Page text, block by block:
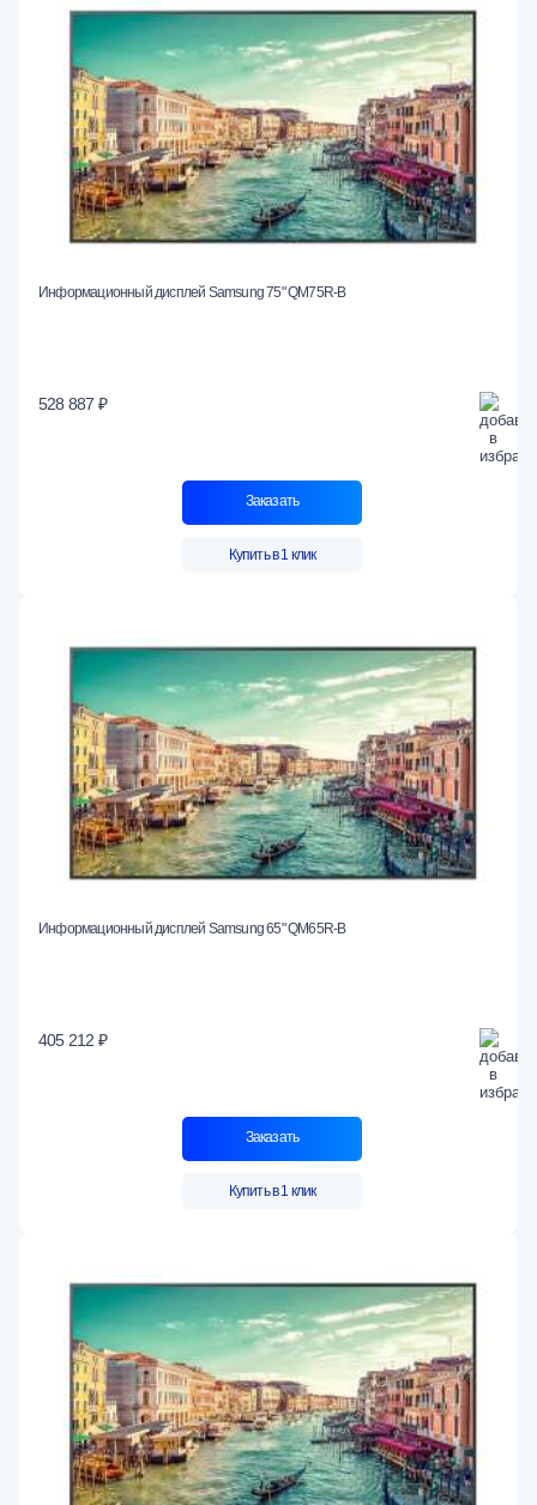
Информационный дисплей Samsung 75" QM75R-B
528 887 ₽
Заказать
Купить в 1 клик
Информационный дисплей Samsung 65" QM65R-B
405 212 ₽
Заказать
Купить в 1 клик